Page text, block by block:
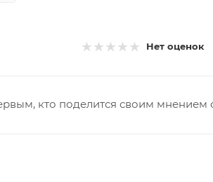
Нет оценок
кто поделится своим мнением